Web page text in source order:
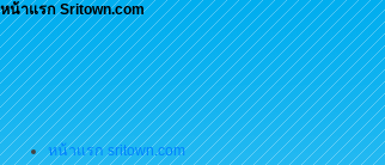
หน้าแรก Sritown.com
หน้าแรก sritown.com